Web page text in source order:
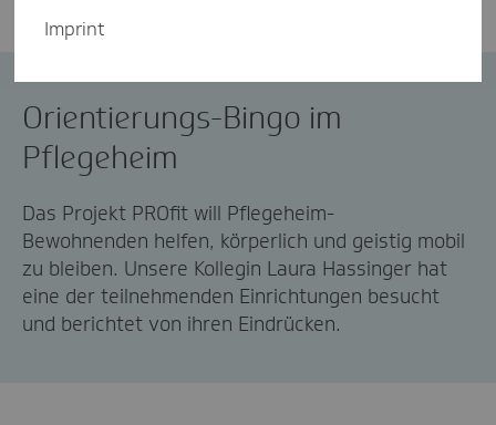
Orientierungs-Bingo im
Pflegeheim
Das Projekt PROfit will Pflegeheim-
Bewohnenden helfen, körperlich und geistig mobil
zu bleiben. Unsere Kollegin Laura Hassinger hat
eine der teilnehmenden Einrichtungen besucht
und berichtet von ihren Eindrücken.
Imprint